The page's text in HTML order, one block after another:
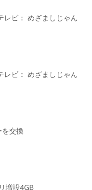
レビ： めざましじゃん
レビ： めざましじゃん
交換
増設4GB